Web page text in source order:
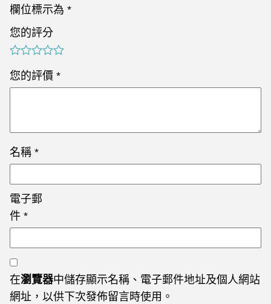
欄位標示為 *
您的評分
您的評價 *
名稱 *
電子郵
件 *
在瀏覽器中儲存顯示名稱、電子郵件地址及個人網站
網址，以供下次發佈留言時使用。